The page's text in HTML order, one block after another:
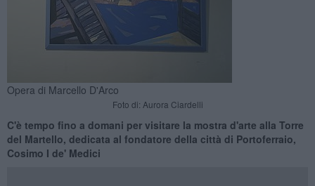
Opera di Marcello D'Arco
Foto di: Aurora Ciardelli
C'è tempo fino a domani per visitare la mostra d'arte alla Torre
del Martello, dedicata al fondatore della città di Portoferraio,
Cosimo I de' Medici